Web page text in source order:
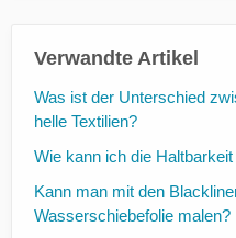
Verwandte Artikel
Was ist der Unterschied
helle Textilien?
Wie kann ich die
Kann man mit den
Wasserschiebefolie malen?